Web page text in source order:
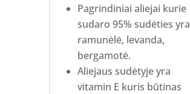
Pagrindiniai aliejai kurie
sudaro 95% sudėties yra
ramunėlė, levanda,
bergamotė.
Aliejaus sudėtyje yra
vitamin E kuris būtinas